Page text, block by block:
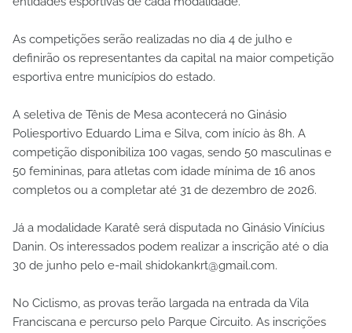
As competições serão realizadas no dia 4 de julho e
definirão os representantes da capital na maior competição
esportiva entre municípios do estado.
A seletiva de Tênis de Mesa acontecerá no Ginásio
Poliesportivo Eduardo Lima e Silva, com início às 8h. A
competição disponibiliza 100 vagas, sendo 50 masculinas e
50 femininas, para atletas com idade mínima de 16 anos
completos ou a completar até 31 de dezembro de 2026.
Já a modalidade Karatê será disputada no Ginásio Vinícius
Danin. Os interessados podem realizar a inscrição até o dia
30 de junho pelo e-mail shidokankrt@gmail.com.
No Ciclismo, as provas terão largada na entrada da Vila
Franciscana e percurso pelo Parque Circuito. As inscrições